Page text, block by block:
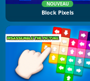
NOUVEAU
Block Pixels